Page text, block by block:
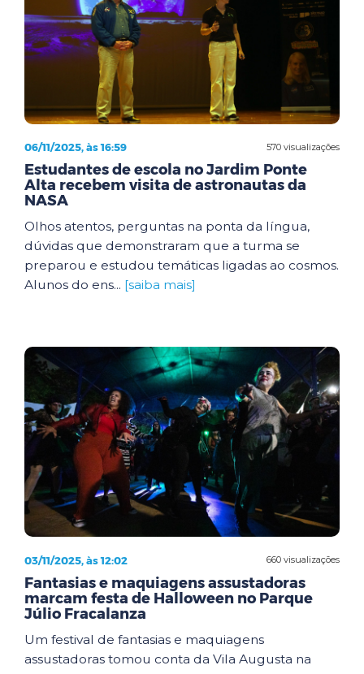
570 visualizações
06/11/2025, às 16:59
Estudantes de escola no Jardim Ponte
Alta recebem visita de astronautas da
NASA
Olhos atentos, perguntas na ponta da língua,
dúvidas que demonstraram que a turma se
preparou e estudou temáticas ligadas ao cosmos.
Alunos do ens... [saiba mais]
660 visualizações
03/11/2025, às 12:02
Fantasias e maquiagens assustadoras
marcam festa de Halloween no Parque
Júlio Fracalanza
Um festival de fantasias e maquiagens
assustadoras tomou conta da Vila Augusta na